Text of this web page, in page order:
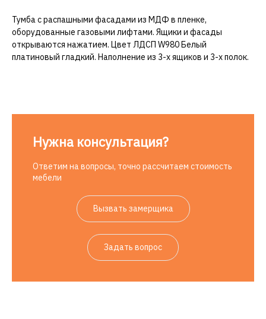
Тумба с распашными фасадами из МДФ в пленке,
оборудованные газовыми лифтами. Ящики и фасады
открываются нажатием. Цвет ЛДСП W980 Белый
платиновый гладкий. Наполнение из 3-хящиков и 3-хполок.
Нужна консультация?
Ответим на вопросы, точно рассчитаем стоимость
мебели
Вызвать замерщика
Задать вопрос